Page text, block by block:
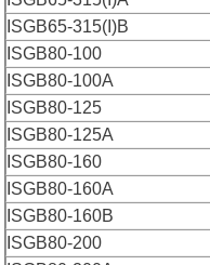
ISGB65-315(I)B
ISGB80-100
ISGB80-100A
ISGB80-125
ISGB80-125A
ISGB80-160
ISGB80-160A
ISGB80-160B
ISGB80-200